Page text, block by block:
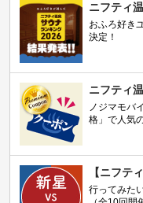
ニフティ
おふろ好き
決定！
ニフティ
ノジマモバ
格」で人気
【ニフテ
行ってみた